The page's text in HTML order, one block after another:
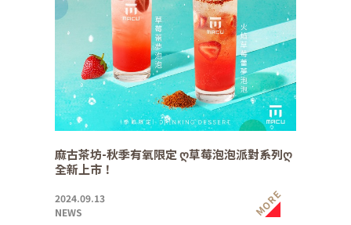
麻古茶坊-秋季有氧限定 ღ草莓泡泡派對系列ღ
全新上市！
2024.09.13
NEWS
MORE